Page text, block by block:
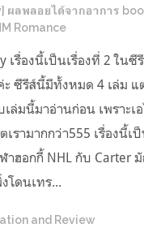
ผลพลอยได้จากอาการ
Romance
เรื่องนี้เป็นเรื่องที่ 2 ในซี
ะ ซีรีส์นี้มีทั้งหมด 4 เล่ม แ
ล่มนี้มาอ่านก่อน เพราะเ
เรามากกว่า555 เรื่องนี้เ
าฮอกกี้ NHL กับ Carter
โดนเทร...
and Review